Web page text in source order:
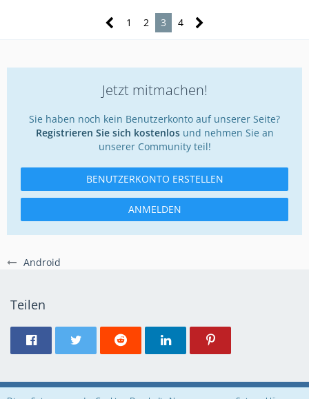
Android
1 2 3 4
Jetzt mitmachen!
Sie haben noch kein Benutzerkonto auf unserer Seite?
Registrieren Sie sich kostenlosund nehmen Sie an
unserer Community teil!
BENUTZERKONTO ERSTELLEN
ANMELDEN
Teilen
Regeln Datenschutzerklärung Impressum